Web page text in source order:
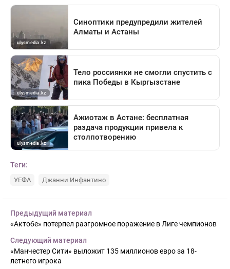
Теги:
УЕФА Джанни Инфантино
Предыдущий материал
«Актобе» потерпел разгромное поражение в Лиге чемпионов
Следующий материал
«Манчестер Сити» выложит 135 миллионов евро за 18-
летнего игрока